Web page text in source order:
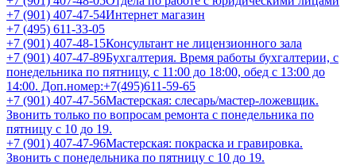
+7 (901) 407-47-54Интернет магазин
+7 (495) 611-33-05
+7 (901) 407-48-15Консультант не лицензионного зала
+7 (901) 407-47-89Бухгалтерия. Время работы бухгалтерии, с
понедельника по пятницу, с 11:00 до 18:00, обед с 13:00 до
14:00. Доп.номер:+7(495)611-59-65
+7 (901) 407-47-56Мастерская: слесарь/мастер-ложевщик.
Звонить только по вопросам ремонта с понедельника по
пятницу с 10 до 19.
+7 (901) 407-47-96Мастерская: покраска и гравировка.
Звонить с понедельника по пятницу с 10 до 19.